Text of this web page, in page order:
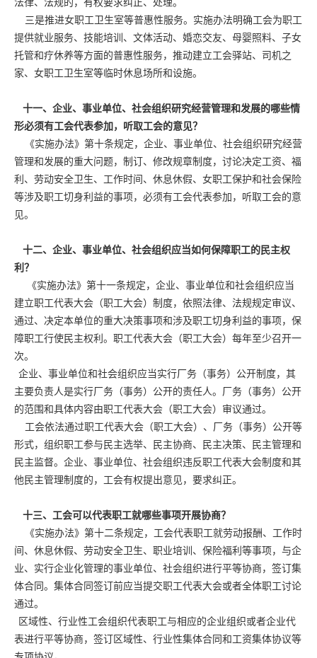
法律、法规的，有权要求纠正、处理。
三是推进女职工卫生室等普惠性服务。实施办法明确工会为职工
提供就业服务、技能培训、文体活动、婚恋交友、母婴照料、子女
托管和疗休养等方面的普惠性服务，推动建立工会驿站、司机之
家、女职工卫生室等临时休息场所和设施。
十一、企业、事业单位、社会组织研究经营管理和发展的哪些情
形必须有工会代表参加，听取工会的意见？
《实施办法》第十条规定，企业、事业单位、社会组织研究经营
管理和发展的重大问题，制订、修改规章制度，讨论决定工资、福
利、劳动安全卫生、工作时间、休息休假、女职工保护和社会保险
等涉及职工切身利益的事项，必须有工会代表参加，听取工会的意
见。
十二、企业、事业单位、社会组织应当如何保障职工的民主权
利？
《实施办法》第十一条规定，企业、事业单位和社会组织应当
建立职工代表大会（职工大会）制度，依照法律、法规规定审议、
通过、决定本单位的重大决策事项和涉及职工切身利益的事项，保
障职工行使民主权利。职工代表大会（职工大会）每年至少召开一
次。
企业、事业单位和社会组织应当实行厂务（事务）公开制度，其
主要负责人是实行厂务（事务）公开的责任人。厂务（事务）公开
的范围和具体内容由职工代表大会（职工大会）审议通过。
工会依法通过职工代表大会（职工大会）、厂务（事务）公开等
形式，组织职工参与民主选举、民主协商、民主决策、民主管理和
民主监督。企业、事业单位、社会组织违反职工代表大会制度和其
他民主管理制度的，工会有权提出意见，要求纠正。
十三、工会可以代表职工就哪些事项开展协商？
《实施办法》第十二条规定，工会代表职工就劳动报酬、工作时
间、休息休假、劳动安全卫生、职业培训、保险福利等事项，与企
业、实行企业化管理的事业单位、社会组织进行平等协商，签订集
体合同。集体合同签订前应当提交职工代表大会或者全体职工讨论
通过。
区域性、行业性工会组织代表职工与相应的企业组织或者企业代
表进行平等协商，签订区域性、行业性集体合同和工资集体协议等